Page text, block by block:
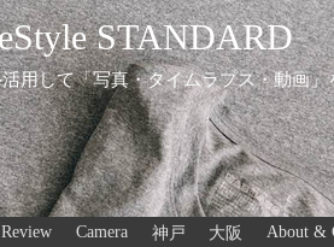
STANDARD
用して「写真・タイムラプス・動画
Review Camera 神戸 大阪 About &